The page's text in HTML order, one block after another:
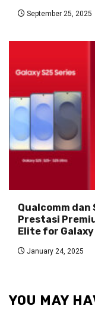
September 25, 2025
Qualcomm
Prestasi
Elite for Galaxy
January 24, 2025
YOU MAY